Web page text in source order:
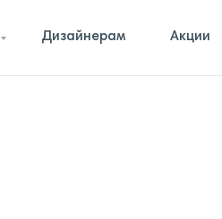
Дизайнерам Акции